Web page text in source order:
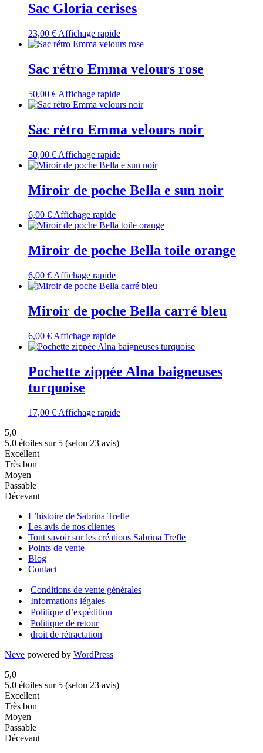
Sac Gloria cerises
23,00 € Affichage rapide
Sac rétro Emma velours rose
50,00 € Affichage rapide
Sac rétro Emma velours noir
50,00 € Affichage rapide
Miroir de poche Bella e sun noir
6,00 €Affichage rapide
Miroir de poche Bella toile orange
6,00 € Affichage rapide
Miroir de poche Bella carré bleu
6,00 € Affichage rapide
Pochette zippée Alna baigneuses
turquoise
17,00 € Affichage rapide
5,0
5,0 étoiles sur 5 (selon 23 avis)
Excellent
Très bon
Moyen
Passable
Décevant
L’histoire de Sabrina Trefle
Les avis de nos clientes
Tout savoir sur les créations Sabrina Trefle
Points de vente
Blog
Contact
Conditions de vente générales
Informations légales
Politique d’expédition
Politique de retour
droit de rétractation
Neve powered by WordPress
5,0
5,0 étoiles sur 5 (selon 23 avis)
Excellent
Très bon
Moyen
Passable
Décevant